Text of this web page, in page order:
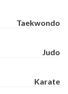
Taekwondo
Judo
Karate